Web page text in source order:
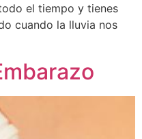
el tiempo y tienes
cuando la lluvia nos